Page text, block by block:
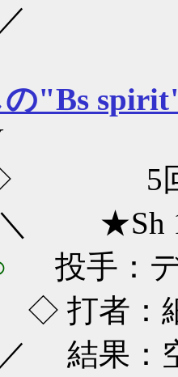
／
の"Bs
★Sh
投手：デ
◇ 打者：細
／ 結果：